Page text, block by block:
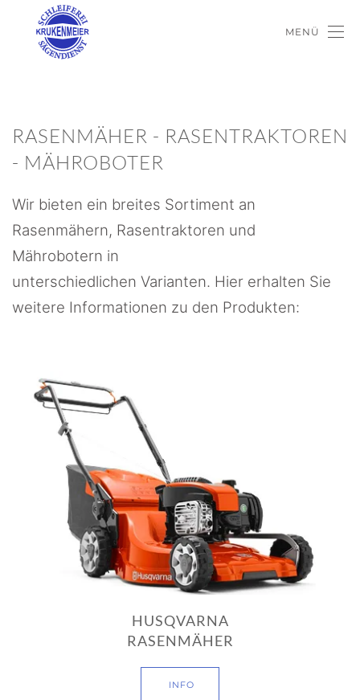
MENÜ
RASENMÄHER - RASENTRAKTOREN
- MÄHROBOTER
Wir bieten ein breites Sortiment an
Rasenmähern, Rasentraktoren und
Mährobotern in
unterschiedlichen Varianten. Hier erhalten Sie
weitere Informationen zu den Produkten:
HUSQVARNA
RASENMÄHER
INFO